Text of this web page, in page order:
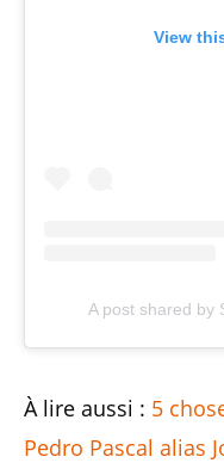
View
A post shared by
À lire aussi : 5
Pedro Pascal alias